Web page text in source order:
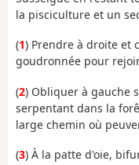
la pisciculture et un
(1) Prendre à droite et
goudronnée pour
(2) Obliquer à gauche
serpentant dans la
large chemin où
(3) À la patte d'oie,